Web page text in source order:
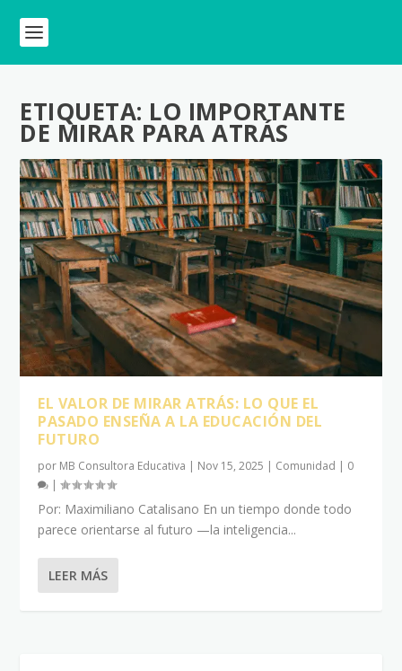
ETIQUETA: LO IMPORTANTE
DE MIRAR PARA ATRÁS
EL VALOR DE MIRAR ATRÁS: LO QUE EL
PASADO ENSEÑA A LA EDUCACIÓN DEL
FUTURO
por MB Consultora Educativa | Nov 15, 2025 | Comunidad | 0
|
Por: Maximiliano Catalisano En un tiempo donde todo
parece orientarse al futuro —la inteligencia...
LEER MÁS